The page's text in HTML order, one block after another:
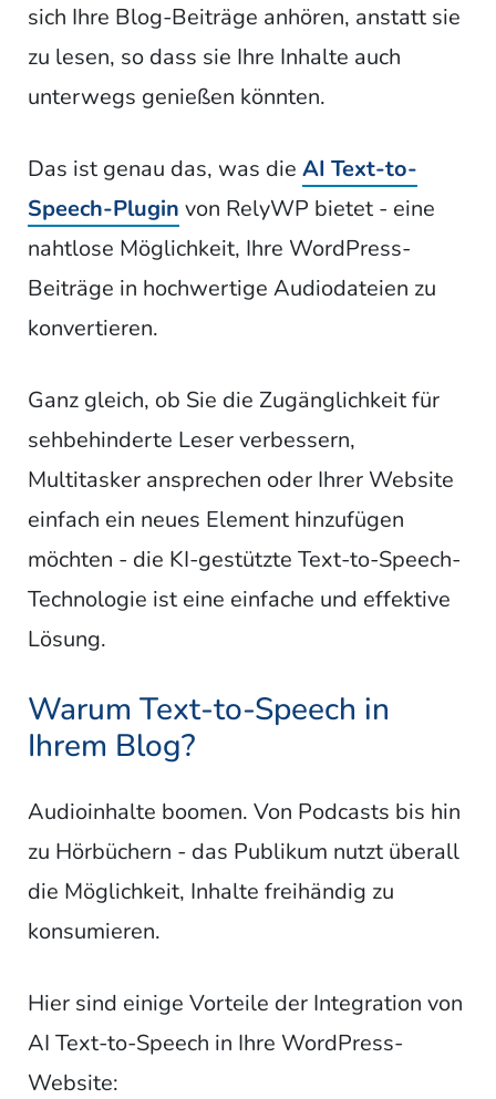
sich Ihre Blog-Beiträge anhören, anstatt sie
zu lesen, so dass sie Ihre Inhalte auch
unterwegs genießen könnten.
Das ist genau das, was die AI Text-to-
Speech-Plugin von RelyWP bietet - eine
nahtlose Möglichkeit, Ihre WordPress-
Beiträge in hochwertige Audiodateien zu
konvertieren.
Ganz gleich, ob Sie die Zugänglichkeit für
sehbehinderte Leser verbessern,
Multitasker ansprechen oder Ihrer Website
einfach ein neues Element hinzufügen
möchten - die KI-gestützte Text-to-Speech-
Technologie ist eine einfache und effektive
Lösung.
Warum Text-to-Speech in
Ihrem Blog?
Audioinhalte boomen. Von Podcasts bis hin
zu Hörbüchern - das Publikum nutzt überall
die Möglichkeit, Inhalte freihändig zu
konsumieren.
Hier sind einige Vorteile der Integration von
AI Text-to-Speech in Ihre WordPress-
Website: